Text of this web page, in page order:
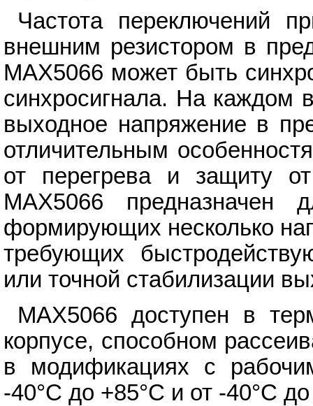
Частота переключений
внешним резистором в
MAX5066 может быть
синхросигнала. На каждом
выходное напряжение в
отличительным
от перегрева и защиту
MAX5066 предназначен
формирующих несколько
требующих
или точной стабилизации
MAX5066 доступен в
корпусе, способном
в модификациях с
-40°C до +85°C и от -40°C